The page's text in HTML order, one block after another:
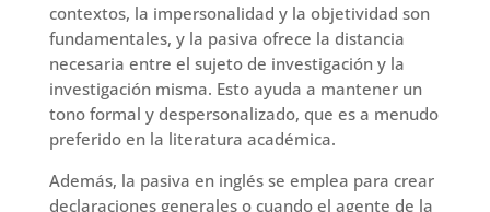
contextos, la impersonalidad y la objetividad son
fundamentales, y la pasiva ofrece la distancia
necesaria entre el sujeto de investigación y la
investigación misma. Esto ayuda a mantener un
tono formal y despersonalizado, que es a menudo
preferido en la literatura académica.
Además, la pasiva en inglés se emplea para crear
declaraciones generales o cuando el agente de la